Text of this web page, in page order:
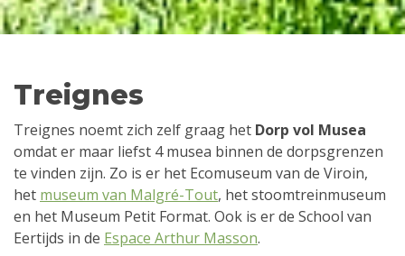
Treignes
Treignes noemt zich zelf graag het Dorp vol Musea
omdat er maar liefst 4 musea binnen de dorpsgrenzen
te vinden zijn. Zo is er het Ecomuseum van de Viroin,
het museum van Malgré-Tout, het stoomtreinmuseum
en het Museum Petit Format. Ook is er de School van
Eertijds in de Espace Arthur Masson.